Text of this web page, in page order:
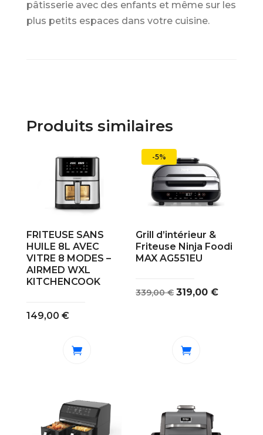
pâtisserie avec des enfants et même sur les
plus petits espaces dans votre cuisine.
Produits similaires
FRITEUSE SANS
HUILE 8L AVEC
VITRE 8 MODES –
AIRMED WXL
KITCHENCOOK
149,00 €
-5%
Grill d’intérieur &
Friteuse Ninja Foodi
MAX AG551EU
339,00€ Le
339,00 €.
319,00€Le